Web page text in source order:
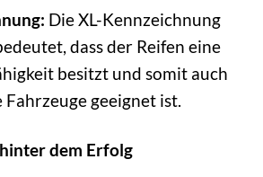
Die XL-Kennzeichnung
dass der Reifen eine
besitzt und somit auch
geeignet ist.
dem Erfolg